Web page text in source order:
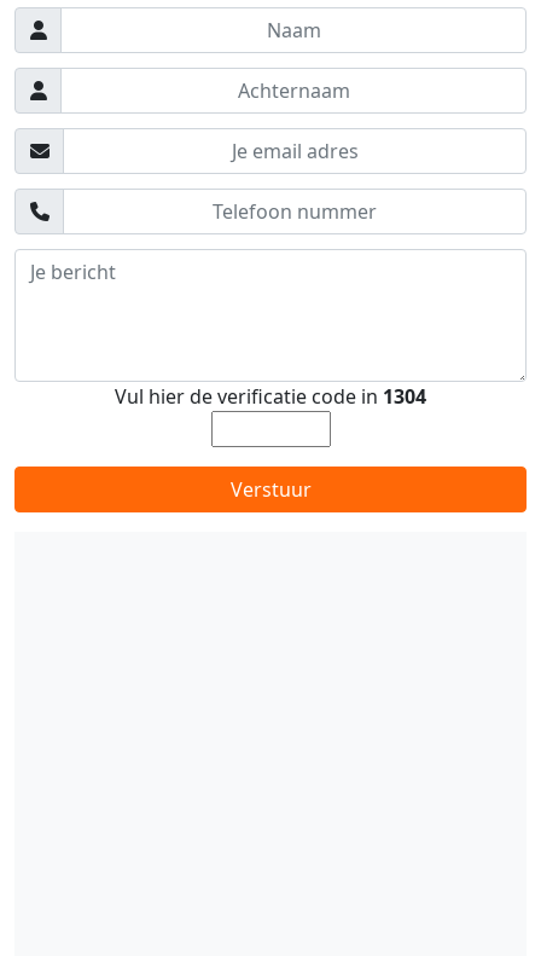
Vul hier de verificatie code in 1304
Verstuur